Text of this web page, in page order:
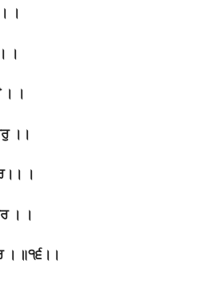
।
।
।
।।
।
। ।
। ॥੧੬।।